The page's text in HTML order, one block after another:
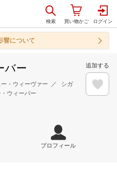
響について
バー
・ウィーヴァー
シガ
ウィーバー
追加する
プロフィール